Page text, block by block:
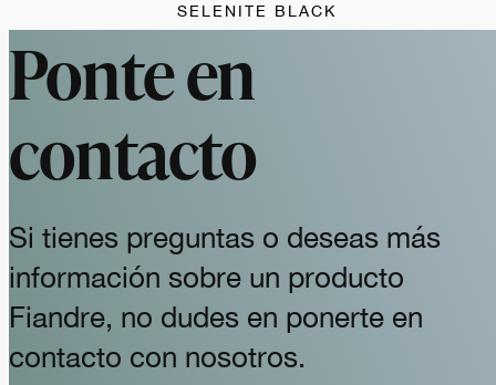
SELENITE BLACK
Ponte en
contacto
Si tienes preguntas o deseas más
información sobre un producto
Fiandre, no dudes en ponerte en
contacto con nosotros.